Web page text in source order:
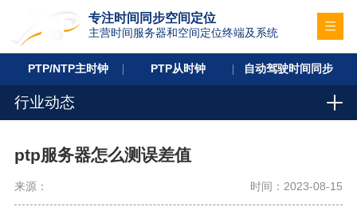
专注时间同步空间定位
主营时间服务器和空间定位终端及系统
PTP/NTP主时钟 PTP从时钟 自动驾驶时间同步
行业动态
ptp服务器怎么测误差值
来源： 时间：2023-08-15